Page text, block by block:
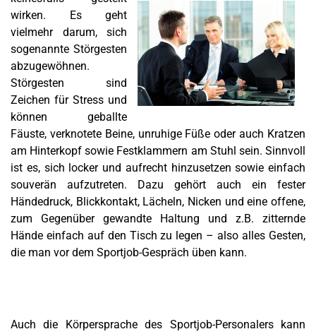
wirken. Es geht
vielmehr darum, sich
sogenannte Störgesten
abzugewöhnen.
Störgesten sind
Zeichen für Stress und
können geballte
Fäuste, verknotete Beine, unruhige Füße oder auch Kratzen
am Hinterkopf sowie Festklammern am Stuhl sein. Sinnvoll
ist es, sich locker und aufrecht hinzusetzen sowie einfach
souverän aufzutreten. Dazu gehört auch ein fester
Händedruck, Blickkontakt, Lächeln, Nicken und eine offene,
zum Gegenüber gewandte Haltung und z.B. zitternde
Hände einfach auf den Tisch zu legen – also alles Gesten,
die man vor dem Sportjob-Gespräch üben kann.
Auch die Körpersprache des Sportjob-Personalers kann